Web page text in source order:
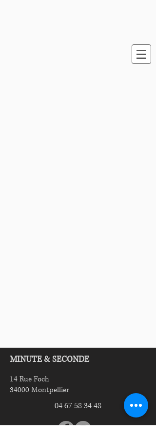
MINUTE & SECONDE
14 Rue Foch
34000 Montpellier
04 67 58 34 48